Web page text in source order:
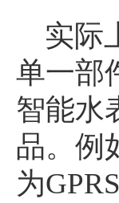
实际
单一部
智能水
品。例
为